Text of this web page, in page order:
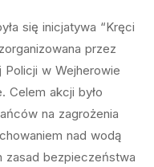
się inicjatywa “Kręci
przez
w Wejherowie
Celem akcji było
na zagrożenia
nad wodą
zasad bezpieczeństwa